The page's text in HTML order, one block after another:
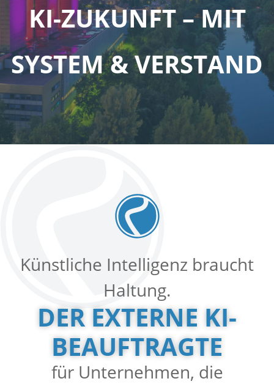
KI-ZUKUNFT – MIT
SYSTEM & VERSTAND
Künstliche Intelligenz braucht
Haltung.
DER EXTERNE KI-
BEAUFTRAGTE
für Unternehmen, die